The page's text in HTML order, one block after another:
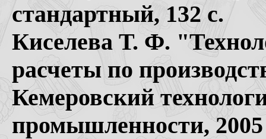
стандартный, 132 с.
Киселева Т. Ф.
расчеты по
Кемеровский
промышленности,